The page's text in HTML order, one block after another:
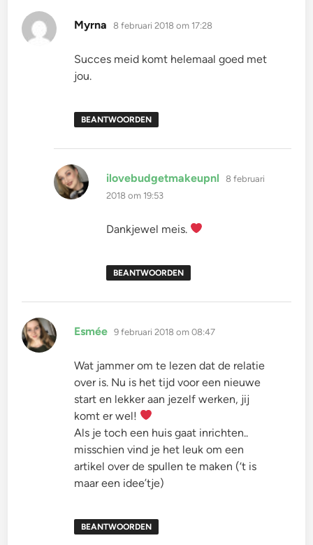
Myrna schreef:
8 februari 2018 om 17:28
Succes meid komt helemaal goed met
jou.
BEANTWOORDEN
ilovebudgetmakeupnl schreef:
8 februari
2018 om 19:53
Dankjewel meis.
BEANTWOORDEN
Esmée schreef:
9 februari 2018 om 08:47
Wat jammer om te lezen dat de relatie
over is. Nu is het tijd voor een nieuwe
start en lekker aan jezelf werken, jij
komt er wel!
Als je toch een huis gaat inrichten..
misschien vind je het leuk om een
artikel over de spullen te maken (‘t is
maar een idee’tje)
BEANTWOORDEN